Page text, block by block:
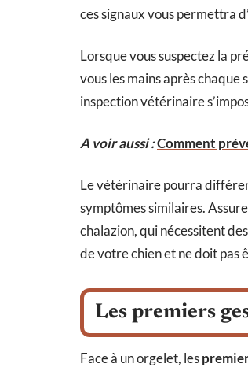
ces signaux vous permettra
Lorsque vous suspectez la
vous les mains après
inspection vétérinaire
A voir aussi :Comment
Le vétérinaire pourra
symptômes similaires.
chalazion, qui nécessitent
de votre chien et ne doit pas
Les premiers
Face à un orgelet, les